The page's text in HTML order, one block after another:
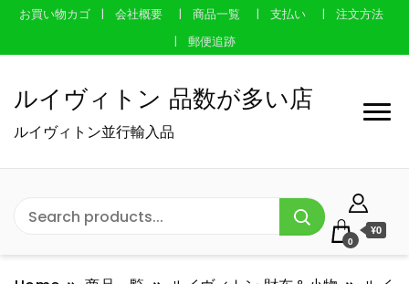
お買い物カゴ 会社概要 商品一覧 支払い
注文方法
郵便追跡
ルイヴィトン 品数が多い店
ルイヴィトン並行輸入品
0
¥0